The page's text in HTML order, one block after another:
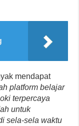
mendapat
platform belajar
terpercaya
untuk
sela-sela waktu